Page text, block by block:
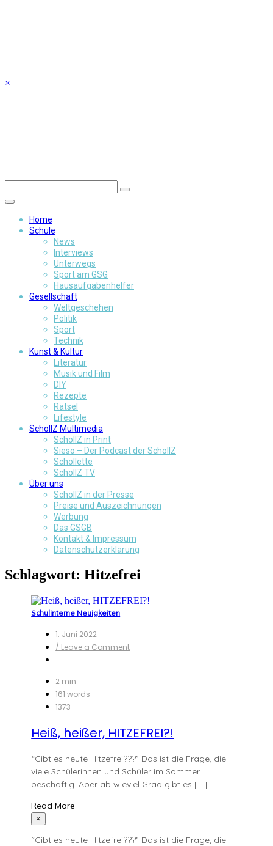
×
Home
Schule
News
Interviews
Unterwegs
Sport am GSG
Hausaufgabenhelfer
Gesellschaft
Weltgeschehen
Politik
Sport
Technik
Kunst & Kultur
Literatur
Musik und Film
DIY
Rezepte
Rätsel
Lifestyle
SchollZ Multimedia
SchollZ in Print
Sieso – Der Podcast der SchollZ
Schollette
SchollZ TV
Über uns
SchollZ in der Presse
Preise und Auszeichnungen
Werbung
Das GSGB
Kontakt & Impressum
Datenschutzerklärung
Schlagwort: Hitzefrei
Schulinterne Neuigkeiten
1. Juni 2022
/ Leave a Commenton
2 min
161 words
1373
Heiß, heißer, HITZEFREI?!
“Gibt es heute Hitzefrei???” Das ist die Frage, die
viele Schülerinnen und Schüler im Sommer
beschäftig. Aber ab wieviel Grad gibt es […]
Read More
×
“Gibt es heute Hitzefrei???” Das ist die Frage, die